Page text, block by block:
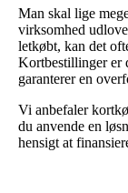
Man skal lige
virksomhed
letkøbt, kan det
Kortbestillinger er
garanterer en
Vi anbefaler
du anvende en
hensigt at